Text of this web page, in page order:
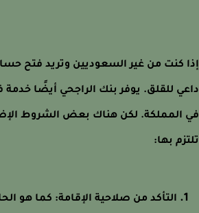
كنت من غير السعوديين وتريد فتح حساب
للقلق. يوفر بنك الراجحي أيضًا خدمة
المملكة. لكن هناك بعض الشروط
بها:
التأكد من صلاحية الإقامة: كما هو